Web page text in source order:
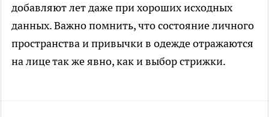
добавляют лет даже при хороших исходных
данных. Важно помнить, что состояние личного
пространства и привычки в одежде отражаются
на лице так же явно, как и выбор стрижки.